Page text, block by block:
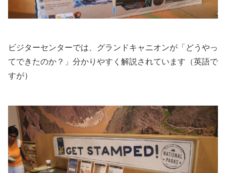
ビジターセンターでは、グランドキャニオンが「どうやっ
てできたのか？」分かりやすく解説されています（英語で
すが）